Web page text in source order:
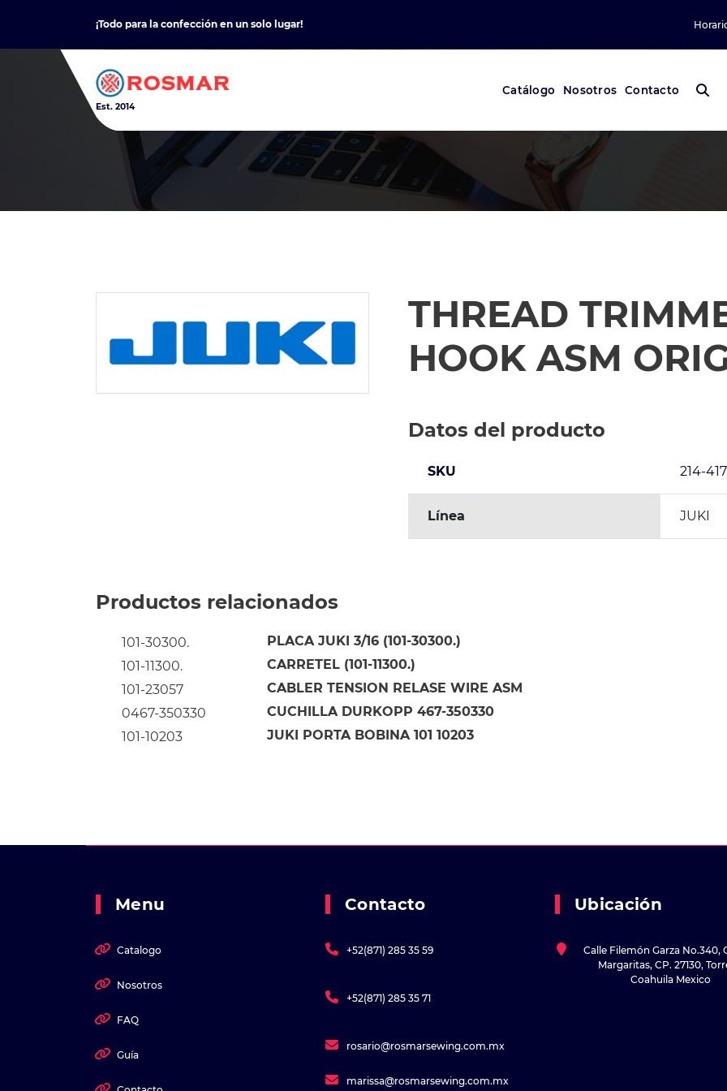
content
¡Todo para la confección en un solo lugar!
Est. 2014
Catálogo Nosotros Contacto
THREAD
HOOK ASM
Datos del producto
SKU 214-
Línea JUKI
Productos relacionados
101-30300. PLACA JUKI 3/16 (101-30300.)
101-11300.
CARRETEL (101-11300.)
101-23057
CABLER TENSION RELASE WIRE ASM
0467-350330
CUCHILLA DURKOPP 467-350330
101-10203
JUKI PORTA BOBINA 101 10203
Menu
Catalogo
Nosotros
FAQ
Guía
Contacto
+52(871) 285 35 59
+52(871) 285 35 71
rosario@rosmarsewing.com.mx
marissa@rosmarsewing.com.mx
Ubicación
Calle Filemón Garza No.340,
Margaritas, CP. 27130,
Coahuila Mexico